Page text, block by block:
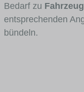
Bedarf zu
entsprechenden
bündeln.